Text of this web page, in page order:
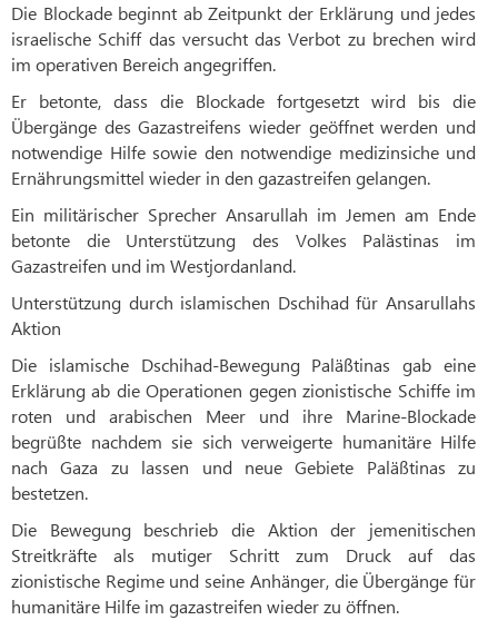
Die Blockade beginnt ab Zeitpunkt der Erklärung und jedes
israelische Schiff das versucht das Verbot zu brechen wird
im operativen Bereich angegriffen.
Er betonte, dass die Blockade fortgesetzt wird bis die
Übergänge des Gazastreifens wieder geöffnet werden und
notwendige Hilfe sowie den notwendige medizinsiche und
Ernährungsmittel wieder in den gazastreifen gelangen.
Ein militärischer Sprecher Ansarullah im Jemen am Ende
betonte die Unterstützung des Volkes Palästinas im
Gazastreifen und im Westjordanland.
Unterstützung durch islamischen Dschihad für Ansarullahs
Aktion
Die islamische Dschihad-Bewegung Paläßtinas gab eine
Erklärung ab die Operationen gegen zionistische Schiffe im
roten und arabischen Meer und ihre Marine-Blockade
begrüßte nachdem sie sich verweigerte humanitäre Hilfe
nach Gaza zu lassen und neue Gebiete Paläßtinas zu
bestetzen.
Die Bewegung beschrieb die Aktion der jemenitischen
Streitkräfte als mutiger Schritt zum Druck auf das
zionistische Regime und seine Anhänger, die Übergänge für
humanitäre Hilfe im gazastreifen wieder zu öffnen.